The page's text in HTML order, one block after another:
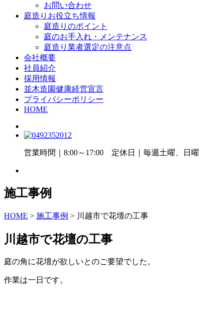
お問い合わせ
庭造りお役立ち情報
庭造りのポイント
庭のお手入れ・メンテナンス
庭造り業者選定の注意点
会社概要
社員紹介
採用情報
並木造園健康経営宣言
プライバシーポリシー
HOME
営業時間｜8:00～17:00 定休日｜毎週土曜、日曜
施工事例
HOME > 施工事例 > 川越市で花壇の工事
川越市で花壇の工事
庭の角に花壇が欲しいとのご要望でした。
作業は一日です。